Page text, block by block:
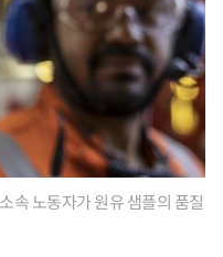
속 노동자가 원유 샘플의 품질